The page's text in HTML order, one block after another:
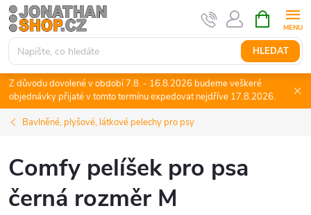
Přejít
na
obsah
HLEDAT
NÁKUPNÍ
KOŠÍK
Z důvodu dovolené v období 7.8. - 16.8.2026 budeme veškeré
objednávky přijaté v tomto termínu expedovat nejdříve 17.8.2026.
Bavlněné, plyšové, látkové pelechy pro psy
Comfy pelíšek pro psa
černá rozměr M